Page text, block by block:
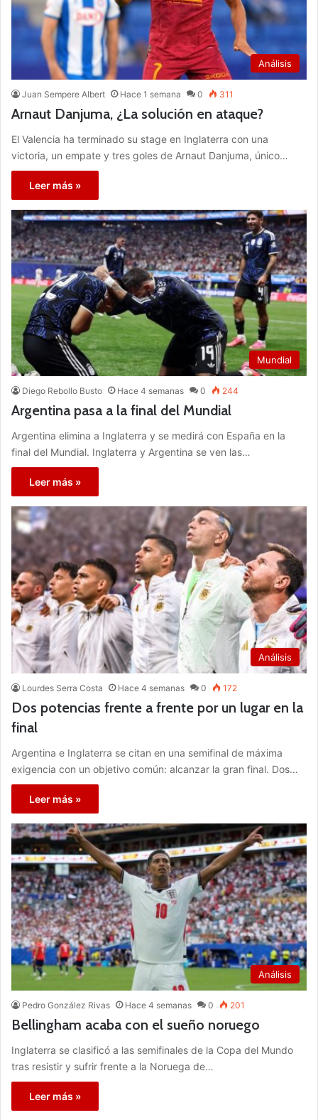
Análisis
Juan Sempere Albert Hace 1 semana 0 311
Arnaut Danjuma, ¿La solución en ataque?
El Valencia ha terminado su stage en Inglaterra con una
victoria, un empate y tres goles de Arnaut Danjuma, único…
Leer más »
Mundial
Diego Rebollo Busto Hace 4 semanas 0 244
Argentina pasa a la final del Mundial
Argentina elimina a Inglaterra y se medirá con España en la
final del Mundial. Inglaterra y Argentina se ven las…
Leer más »
Análisis
Lourdes Serra Costa Hace 4 semanas 0 172
Dos potencias frente a frente por un lugar en la
final
Argentina e Inglaterra se citan en una semifinal de máxima
exigencia con un objetivo común: alcanzar la gran final. Dos…
Leer más »
Análisis
Pedro González Rivas Hace 4 semanas 0 201
Bellingham acaba con el sueño noruego
Inglaterra se clasificó a las semifinales de la Copa del Mundo
tras resistir y sufrir frente a la Noruega de…
Leer más »